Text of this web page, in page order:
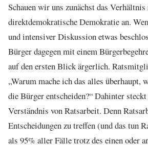
Schauen wir uns zunächst das
direktdemokratische Demokratie an.
und intensiver Diskussion etwas
Bürger dagegen mit einem
auf den ersten Blick ärgerlich.
„Warum mache ich das alles überhaupt,
die Bürger entscheiden?“ Dahinter
Verständnis von Ratsarbeit. Denn
Entscheidungen zu treffen (und das tun
als 95% aller Fälle trotz des einen oder